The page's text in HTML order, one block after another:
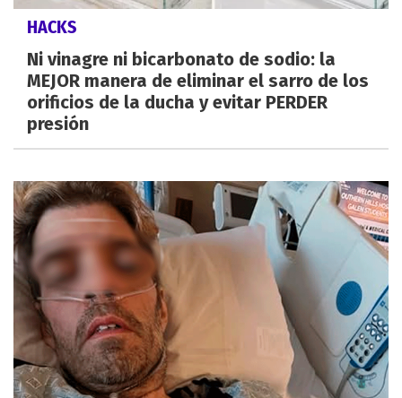
HACKS
Ni vinagre ni bicarbonato de sodio: la
MEJOR manera de eliminar el sarro de los
orificios de la ducha y evitar PERDER
presión